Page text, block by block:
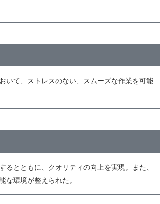
いて、ストレスのない、スムーズな作業を可能
とともに、クオリティの向上を実現。また、
環境が整えられた。